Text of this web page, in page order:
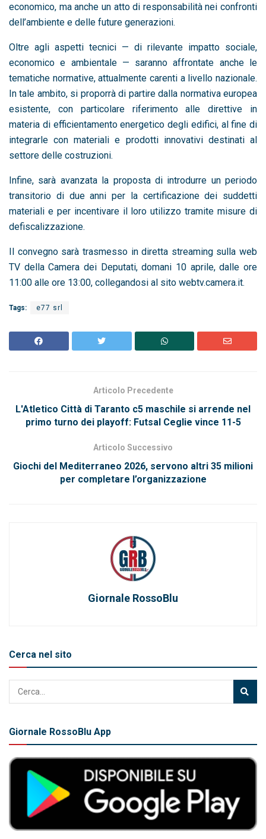
economico, ma anche un atto di responsabilità nei confronti
dell’ambiente e delle future generazioni.
Oltre agli aspetti tecnici — di rilevante impatto sociale,
economico e ambientale — saranno affrontate anche le
tematiche normative, attualmente carenti a livello nazionale.
In tale ambito, si proporrà di partire dalla normativa europea
esistente, con particolare riferimento alle direttive in
materia di efficientamento energetico degli edifici, al fine di
integrarle con materiali e prodotti innovativi destinati al
settore delle costruzioni.
Infine, sarà avanzata la proposta di introdurre un periodo
transitorio di due anni per la certificazione dei suddetti
materiali e per incentivare il loro utilizzo tramite misure di
defiscalizzazione.
Il convegno sarà trasmesso in diretta streaming sulla web
TV della Camera dei Deputati, domani 10 aprile, dalle ore
11:00 alle ore 13:00, collegandosi al sito webtv.camera.it.
Tags: e77 srl
Articolo Precedente
L'Atletico Città di Taranto c5 maschile si arrende nel
primo turno dei playoff: Futsal Ceglie vince 11-5
Articolo Successivo
Giochi del Mediterraneo 2026, servono altri 35 milioni
per completare l’organizzazione
Giornale RossoBlu
Cerca nel sito
Giornale RossoBlu App